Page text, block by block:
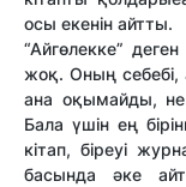
осы екенін айтты.
“Айгөлекке”
жоқ. Оның себебі,
ана оқымайды, не
Бала үшін ең
кітап, біреуі
басында әке